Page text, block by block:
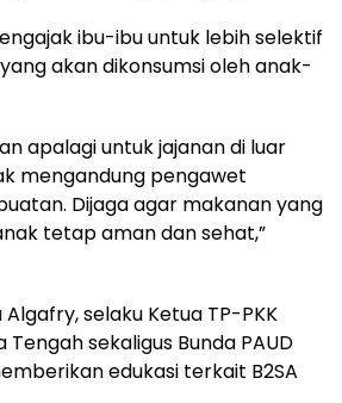
ibu-ibu untuk lebih selektif
akan dikonsumsi oleh anak-
apalagi untuk jajanan di luar
mengandung pengawet
Dijaga agar makanan yang
tetap aman dan sehat,”
selaku Ketua TP-PKK
sekaligus Bunda PAUD
edukasi terkait B2SA